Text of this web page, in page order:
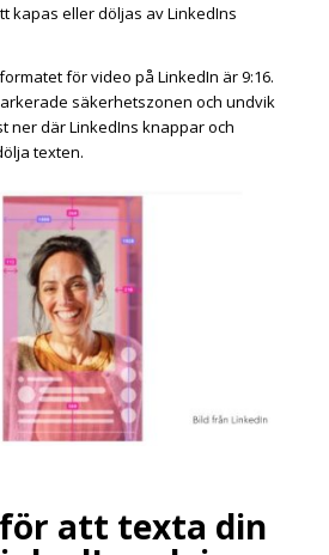
kapas eller döljas av LinkedIns
för video på LinkedIn är 9:16.
säkerhetszonen och undvik
ner där LinkedIns knappar och
texten.
att texta din